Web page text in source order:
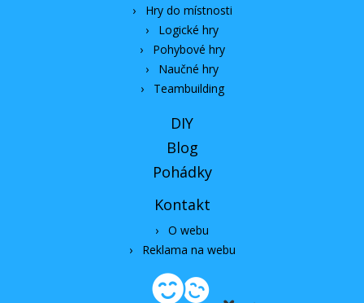
› Hry do místnosti
› Logické hry
› Pohybové hry
› Naučné hry
› Teambuilding
DIY
Blog
Pohádky
Kontakt
› O webu
› Reklama na webu